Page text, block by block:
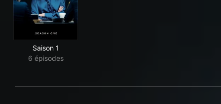
Saison 1
6 épisodes